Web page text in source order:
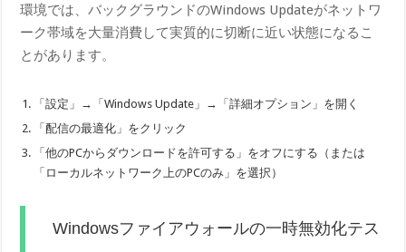
環境では、バックグラウンドのWindows Updateがネットワ
ーク帯域を大量消費して実質的に切断に近い状態になるこ
とがあります。
「設定」→「Windows Update」→「詳細オプション」を開く
「配信の最適化」をクリック
「他のPCからダウンロードを許可する」をオフにする（または
「ローカルネットワーク上のPCのみ」を選択）
Windowsファイアウォールの一時無効化テス